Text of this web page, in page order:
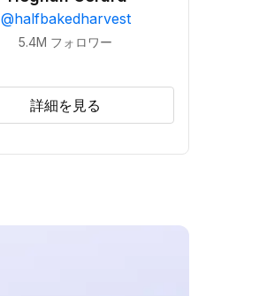
@halfbakedharvest
5.4M フォロワー
詳細を見る